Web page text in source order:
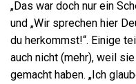
„Das war doch nur ein
und „Wir sprechen hier
du herkommst!“. Einige
auch nicht (mehr), weil
gemacht haben. „Ich